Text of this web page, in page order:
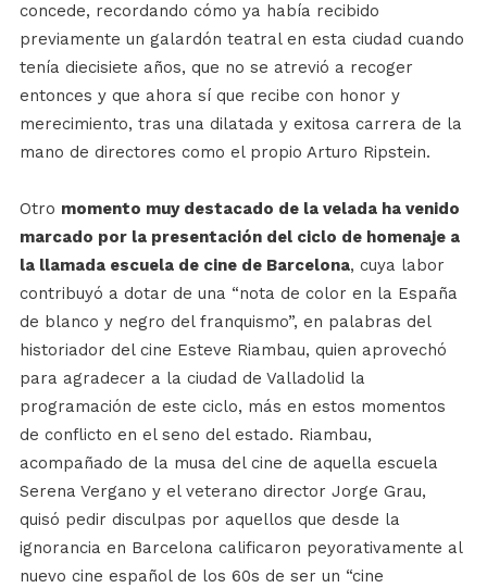
concede, recordando cómo ya había recibido
previamente un galardón teatral en esta ciudad cuando
tenía diecisiete años, que no se atrevió a recoger
entonces y que ahora sí que recibe con honor y
merecimiento, tras una dilatada y exitosa carrera de la
mano de directores como el propio Arturo Ripstein.
Otro momento muy destacado de la velada ha venido
marcado por la presentación del ciclo de homenaje a
la llamada escuela de cine de Barcelona, cuya labor
contribuyó a dotar de una “nota de color en la España
de blanco y negro del franquismo”, en palabras del
historiador del cine Esteve Riambau, quien aprovechó
para agradecer a la ciudad de Valladolid la
programación de este ciclo, más en estos momentos
de conflicto en el seno del estado. Riambau,
acompañado de la musa del cine de aquella escuela
Serena Vergano y el veterano director Jorge Grau,
quisó pedir disculpas por aquellos que desde la
ignorancia en Barcelona calificaron peyorativamente al
nuevo cine español de los 60s de ser un “cine